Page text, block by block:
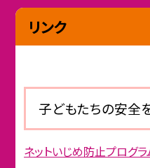
リンク
子どもたちの安全
ネットいじめ防止プログラ